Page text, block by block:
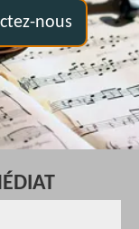
nous